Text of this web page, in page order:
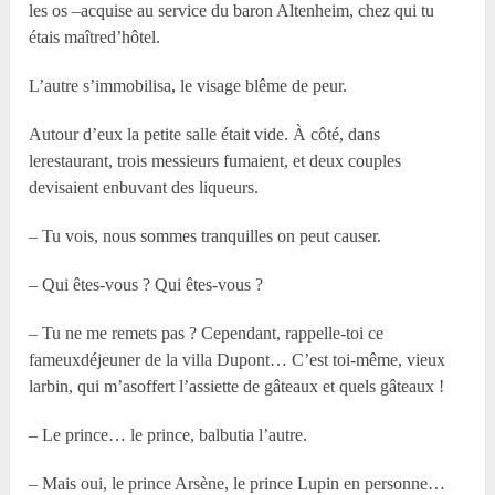
les os –acquise au service du baron Altenheim, chez qui tu
étais maîtred’hôtel.
L’autre s’immobilisa, le visage blême de peur.
Autour d’eux la petite salle était vide. À côté, dans
lerestaurant, trois messieurs fumaient, et deux couples
devisaient enbuvant des liqueurs.
– Tu vois, nous sommes tranquilles on peut causer.
– Qui êtes-vous ? Qui êtes-vous ?
– Tu ne me remets pas ? Cependant, rappelle-toi ce
fameuxdéjeuner de la villa Dupont… C’est toi-même, vieux
larbin, qui m’asoffert l’assiette de gâteaux et quels gâteaux !
– Le prince… le prince, balbutia l’autre.
– Mais oui, le prince Arsène, le prince Lupin en personne…